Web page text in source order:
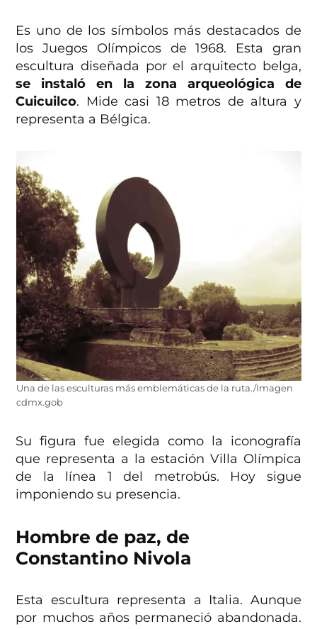
Es uno de los símbolos más destacados de
los Juegos Olímpicos de 1968. Esta gran
escultura diseñada por el arquitecto belga,
se instaló en la zona arqueológica de
Cuicuilco. Mide casi 18 metros de altura y
representa a Bélgica.
Una de las esculturas más emblemáticas de la ruta./Imagen
cdmx.gob
Su figura fue elegida como la iconografía
que representa a la estación Villa Olímpica
de la línea 1 del metrobús. Hoy sigue
imponiendo su presencia.
Hombre de paz, de
Constantino Nivola
Esta escultura representa a Italia. Aunque
por muchos años permaneció abandonada.